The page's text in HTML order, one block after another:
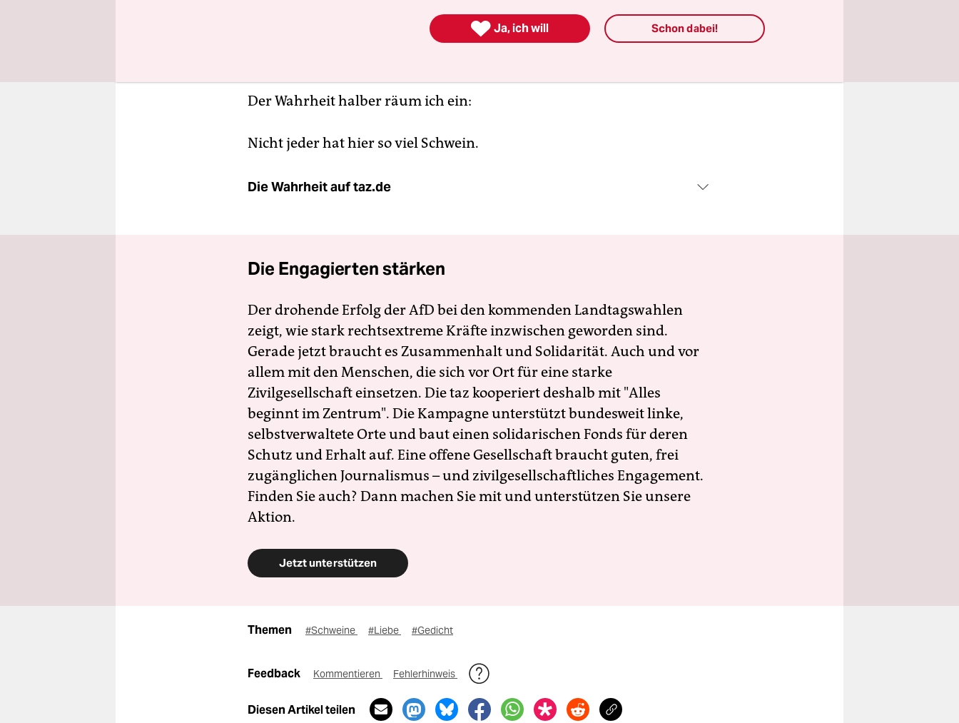
im schönen Ortsteil Wiedenbrück.
Der Wahrheit halber räum ich ein:
Nicht jeder hat hier so viel Schwein.
Die Wahrheit auf taz.de
Die Engagierten stärken
Der drohende Erfolg der AfD bei den kommenden Landtagswahlen
zeigt, wie stark rechtsextreme Kräfte inzwischen geworden sind.
Gerade jetzt braucht es Zusammenhalt und Solidarität. Auch und vor
allem mit den Menschen, die sich vor Ort für eine starke
Zivilgesellschaft einsetzen. Die taz kooperiert deshalb mit "Alles
beginnt im Zentrum". Die Kampagne unterstützt bundesweit linke,
selbstverwaltete Orte und baut einen solidarischen Fonds für deren
Schutz und Erhalt auf. Eine offene Gesellschaft braucht guten, frei
zugänglichen Journalismus – und zivilgesellschaftliches Engagement.
Finden Sie auch? Dann machen Sie mit und unterstützen Sie unsere
Aktion.
Jetzt unterstützen
Themen #Schweine #Liebe #Gedicht
Feedback Kommentieren Fehlerhinweis
Diesen Artikel teilen
 Ja, ich will Schon dabei!